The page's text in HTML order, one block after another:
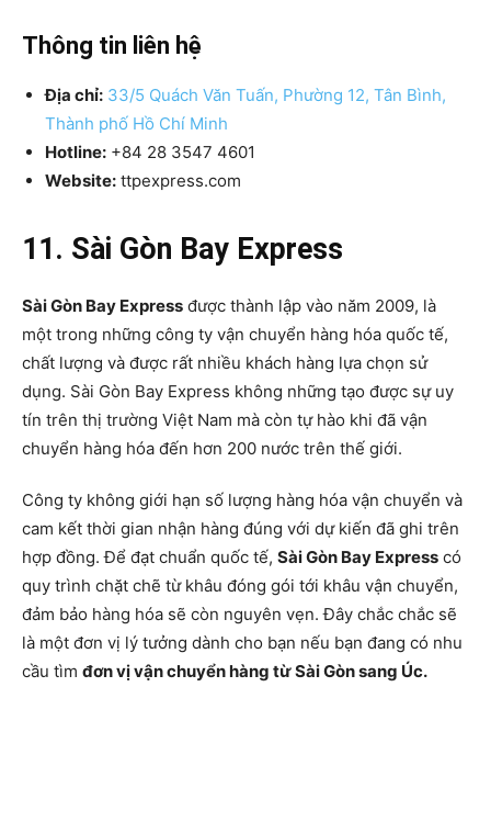
Thông tin liên hệ
Địa chỉ: 33/5 Quách Văn Tuấn, Phường 12, Tân Bình,
Thành phố Hồ Chí Minh
Hotline: +84 28 3547 4601
Website: ttpexpress.com
11. Sài Gòn Bay Express
Sài Gòn Bay Express được thành lập vào năm 2009, là
một trong những công ty vận chuyển hàng hóa quốc tế,
chất lượng và được rất nhiều khách hàng lựa chọn sử
dụng. Sài Gòn Bay Express không những tạo được sự uy
tín trên thị trường Việt Nam mà còn tự hào khi đã vận
chuyển hàng hóa đến hơn 200 nước trên thế giới.
Công ty không giới hạn số lượng hàng hóa vận chuyển và
cam kết thời gian nhận hàng đúng với dự kiến đã ghi trên
hợp đồng. Để đạt chuẩn quốc tế, Sài Gòn Bay Express có
quy trình chặt chẽ từ khâu đóng gói tới khâu vận chuyển,
đảm bảo hàng hóa sẽ còn nguyên vẹn. Đây chắc chắc sẽ
là một đơn vị lý tưởng dành cho bạn nếu bạn đang có nhu
cầu tìm đơn vị vận chuyển hàng từ Sài Gòn sang Úc.